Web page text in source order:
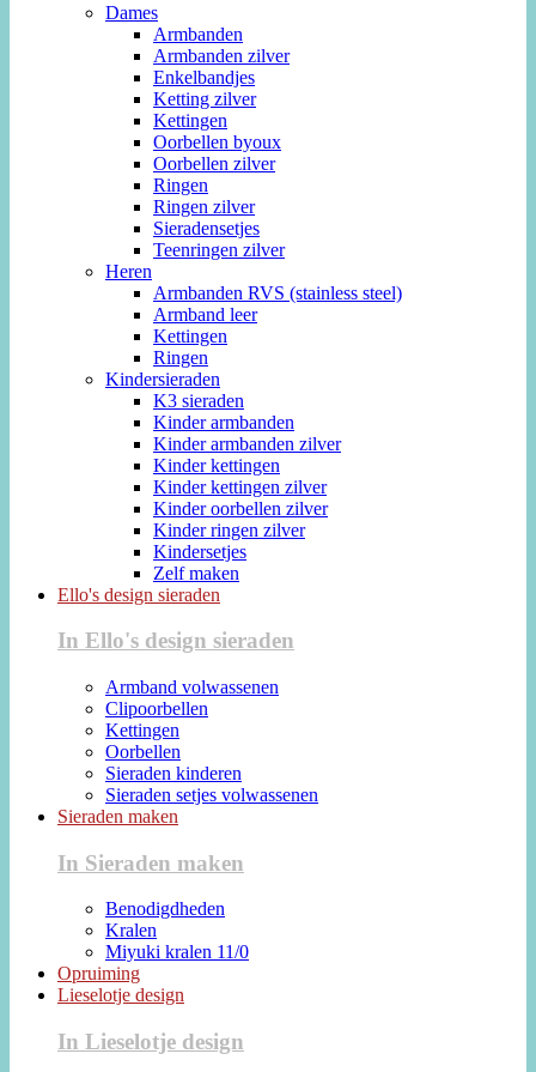
Dames
Armbanden
Armbanden zilver
Enkelbandjes
Ketting zilver
Kettingen
Oorbellen byoux
Oorbellen zilver
Ringen
Ringen zilver
Sieradensetjes
Teenringen zilver
Heren
Armbanden RVS (stainless steel)
Armband leer
Kettingen
Ringen
Kindersieraden
K3 sieraden
Kinder armbanden
Kinder armbanden zilver
Kinder kettingen
Kinder kettingen zilver
Kinder oorbellen zilver
Kinder ringen zilver
Kindersetjes
Zelf maken
Ello's design sieraden
In Ello's design sieraden
Armband volwassenen
Clipoorbellen
Kettingen
Oorbellen
Sieraden kinderen
Sieraden setjes volwassenen
Sieraden maken
In Sieraden maken
Benodigdheden
Kralen
Miyuki kralen 11/0
Opruiming
Lieselotje design
In Lieselotje design